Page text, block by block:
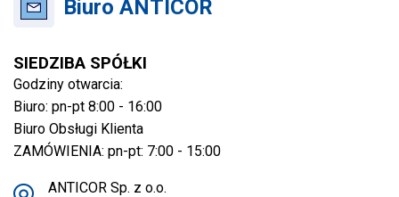
Biuro ANTICOR
SIEDZIBA SPÓŁKI
Godziny otwarcia:
Biuro: pn-pt 8:00 - 16:00
Biuro Obsługi Klienta
ZAMÓWIENIA: pn-pt: 7:00 - 15:00
ANTICOR Sp. z o.o.